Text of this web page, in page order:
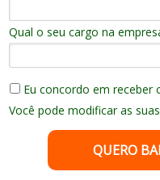
Qual o seu cargo na
Eu concordo em receber
Você pode modificar as
QUERO